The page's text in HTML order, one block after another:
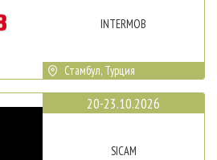
INTERMOB
Стамбул, Турция
20-23.10.2026
SICAM